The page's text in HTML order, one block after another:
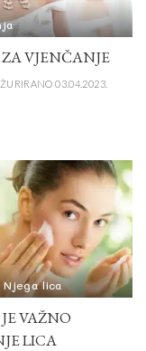
VJENČANJE
03.04.2023.
Njega lica
VAŽNO
LICA